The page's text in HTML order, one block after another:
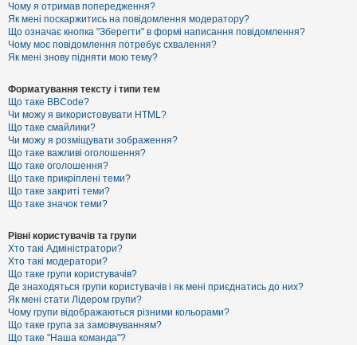
і
т
е
м
и
П
о
ш
у
к
Д
о
п
о
г
а
Чому я отримав попередження?
Як мені поскаржитись на повідомлення модератору?
Що означає кнопка "Зберегти" в формі написання повідомлення?
Чому моє повідомлення потребує схвалення?
Як мені знову підняти мою тему?
Форматування тексту і типи тем
Що таке BBCode?
Чи можу я використовувати HTML?
Що таке смайлики?
Чи можу я розміщувати зображення?
Що таке важливі оголошення?
Що таке оголошення?
Що таке прикріплені теми?
Що таке закриті теми?
Що таке значок теми?
Рівні користувачів та групи
Хто такі Адміністратори?
Хто такі модератори?
Що таке групи користувачів?
Де знаходяться групи користувачів і як мені приєднатись до них?
Як мені стати Лідером групи?
Чому групи відображаються різними кольорами?
Що таке група за замовчуванням?
Що таке "Наша команда"?